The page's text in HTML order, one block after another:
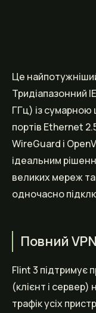
Це
Тридіапазонний
ГГц) із сумарною
портів Ethernet
WireGuard і
ідеальним
великих мереж та
одночасно
Повний
Flint 3 підтримує
(клієнт і сервер)
трафік усіх